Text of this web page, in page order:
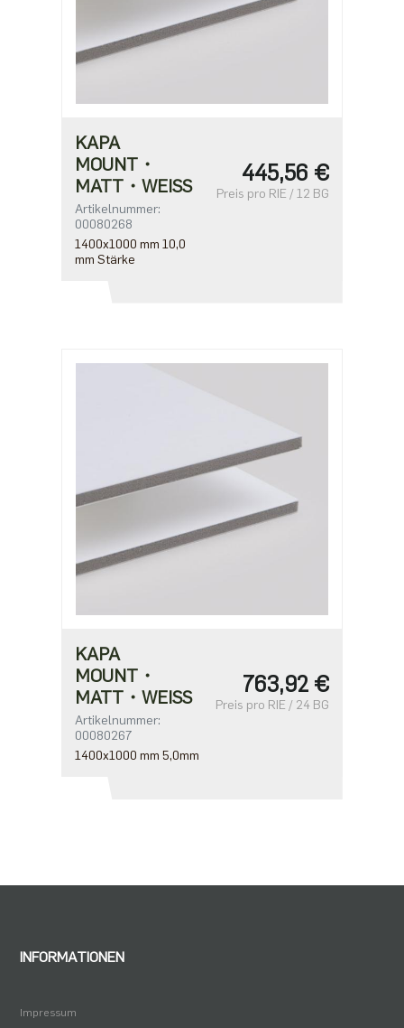
KAPA
MOUNT・
MATT・WEISS
Artikelnummer:
00080268
1400x1000 mm 10,0
mm Stärke
445,56 €
Preis pro RIE / 12 BG
KAPA
MOUNT・
MATT・WEISS
Artikelnummer:
00080267
1400x1000 mm 5,0mm
763,92 €
Preis pro RIE / 24 BG
INFORMATIONEN
Impressum